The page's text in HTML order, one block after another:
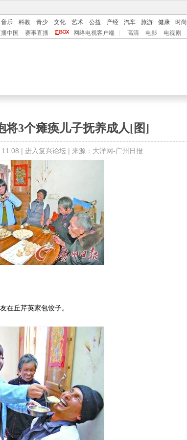
音乐 科教 青少 文化 艺术 公益 产经 汽车 旅游 健康 时尚
中国
赛事直播 网络电视客户端 高清 电影 电视剧
将3个瘫痪儿子抚养成人[图]
| 进入复兴论坛 | 来源：大洋网-广州日报
在丘芹英家包饺子。